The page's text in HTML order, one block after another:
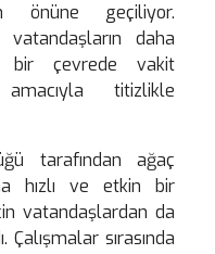
önüne geçiliyor.
vatandaşların daha
çevrede vakit
titizlikle
tarafından ağaç
hızlı ve etkin bir
vatandaşlardan da
sırasında